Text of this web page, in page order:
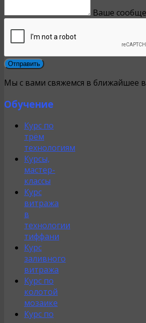
Ваше
Мы с вами свяжемся в ближайшее
Обучение
Курс по
трём
технологиям
Курсы,
мастер-
классы
Курс
витража
в
технологии
тиффани
Курс
заливного
витража
Курс по
колотой
мозаике
Курс по